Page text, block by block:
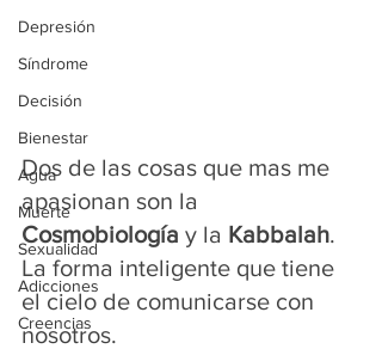
Depresión
Síndrome
Decisión
Bienestar
Agua
Muerte
Sexualidad
Adicciones
Creencias
Dos de las cosas que mas me
apasionan son la
Cosmobiología y la Kabbalah.
La forma inteligente que tiene
el cielo de comunicarse con
nosotros.